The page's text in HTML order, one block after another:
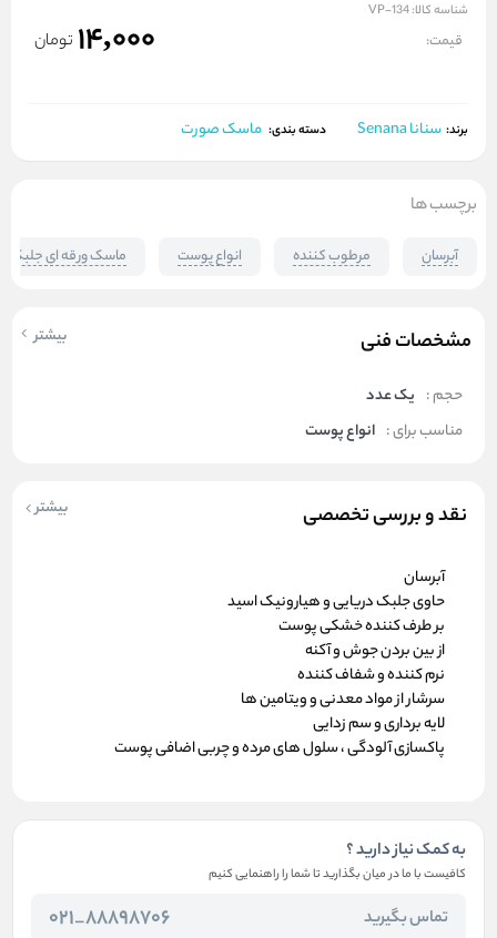
شناسه کالا:VP-134
قیمت: 14,000 تومان
برند: سنانا Senana دسته بندی: ماسک صورت
مشخصات فنی بیشتر
حجم : یک عدد
مناسب برای : انواع پوست
نقد و بررسی تخصصی بیشتر
آبرسان
حاوی جلبک دریایی و هیارونیک اسید
بر طرف کننده خشکی پوست
از بین بردن جوش و آکنه
نرم کننده و شفاف کننده
سرشار از مواد معدنی و ویتامین ها
لایه برداری و سم زدایی
پاکسازی آلودگی ، سلول های مرده و چربی اضافی پوست
به کمک نیاز دارید ؟
کافیست با ما در میان بگذارید تا شما را راهنمایی کنیم
تماس بگیرید 88898706_021
برچسب ها
آبرسان مرطوب کننده انواع پوست ماسک ورقه ای جلبک